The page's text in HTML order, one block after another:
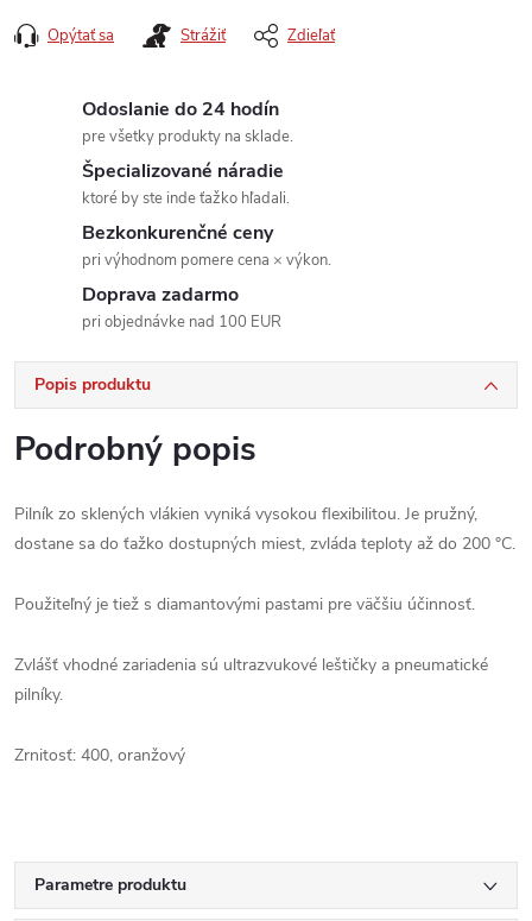
Opýtať sa Strážiť Zdieľať
Odoslanie do 24 hodín
pre všetky produkty na sklade.
Špecializované náradie
ktoré by ste inde ťažko hľadali.
Bezkonkurenčné ceny
pri výhodnom pomere cena × výkon.
Doprava zadarmo
pri objednávke nad 100 EUR
Popis produktu
Podrobný popis
Pilník zo sklených vlákien vyniká vysokou flexibilitou. Je pružný,
dostane sa do ťažko dostupných miest, zvláda teploty až do 200 °C.
Použiteľný je tiež s diamantovými pastami pre väčšiu účinnosť.
Zvlášť vhodné zariadenia sú ultrazvukové leštičky a pneumatické
pilníky.
Zrnitosť: 400, oranžový
Parametre produktu